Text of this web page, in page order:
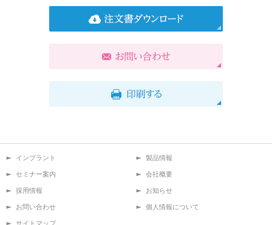
インプラント 製品情報
セミナー案内 会社概要
採用情報 お知らせ
お問い合わせ 個人情報について
サイトマップ